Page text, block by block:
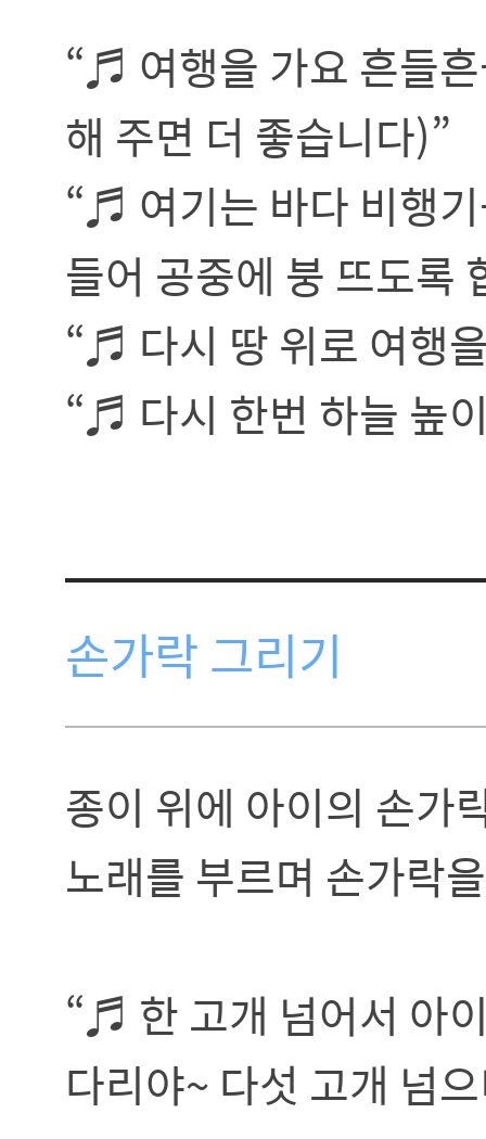
“♬ 여행을 가요 흔들
해 주면 더 좋습니다)”
“♬ 여기는 바다 비행
들어 공중에 붕 뜨도록
“♬ 다시 땅 위로 여행
“♬ 다시 한번 하늘 높
손가락 그리기
종이 위에 아이의 손가
노래를 부르며 손가락
“♬ 한 고개 넘어서 아
다리야~ 다섯 고개 넘